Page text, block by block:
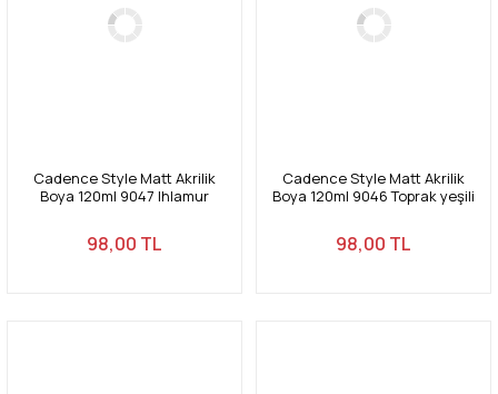
Cadence Style Matt Akrilik
Boya 120ml 9047 Ihlamur
98,00 TL
Cadence Style Matt Akrilik
Boya 120ml 9046 Toprak yeşili
98,00 TL